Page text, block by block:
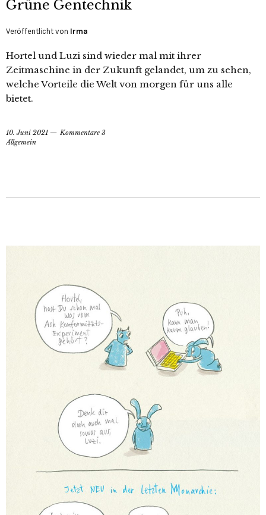
Grüne Gentechnik
Veröffentlicht von Irma
Hortel und Luzi sind wieder mal mit ihrer
Zeitmaschine in der Zukunft gelandet, um zu sehen,
welche Vorteile die Welt von morgen für uns alle
bietet.
10. Juni 2021
Kommentare 3
Allgemein